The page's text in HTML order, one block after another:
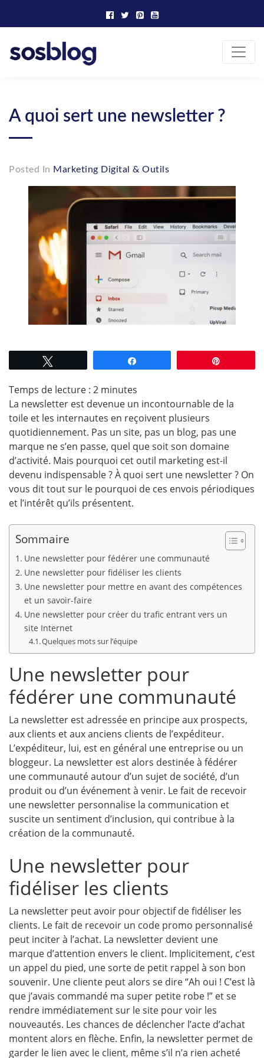
content
A quoi sert une newsletter ?
Posted In Marketing Digital & Outils
Temps de lecture : 2 minutes
La newsletter est devenue un incontournable de la
toile et les internautes en reçoivent plusieurs
quotidiennement. Pas un site, pas un blog, pas une
marque ne s’en passe, quel que soit son domaine
d’activité. Mais pourquoi cet outil marketing est-il
devenu indispensable ? À quoi sert une newsletter ? On
vous dit tout sur le pourquoi de ces envois périodiques
et l’intérêt qu’ils présentent.
Sommaire
Une newsletter pour fédérer une communauté
Une newsletter pour fidéliser les clients
Une newsletter pour mettre en avant des compétences
et un savoir-faire
Une newsletter pour créer du trafic entrant vers un
site Internet
Quelques mots sur l’équipe
Une newsletter pour
fédérer une communauté
La newsletter est adressée en principe aux prospects,
aux clients et aux anciens clients de l’expéditeur.
L’expéditeur, lui, est en général une entreprise ou un
bloggeur. La newsletter est alors destinée à fédérer
une communauté autour d’un sujet de société, d’un
produit ou d’un événement à venir. Le fait de recevoir
une newsletter personnalise la communication et
suscite un sentiment d’inclusion, qui contribue à la
création de la communauté.
Une newsletter pour
fidéliser les clients
La newsletter peut avoir pour objectif de fidéliser les
clients. Le fait de recevoir un code promo personnalisé
peut inciter à l’achat. La newsletter devient une
marque d’attention envers le client. Implicitement, c’est
un appel du pied, une sorte de petit rappel à son bon
souvenir. Une cliente peut alors se dire “Ah oui ! C’est là
que j’avais commandé ma super petite robe !” et se
rendre immédiatement sur le site pour voir les
nouveautés. Les chances de déclencher l’acte d’achat
montent alors en flèche. Enfin, la newsletter permet de
garder le lien avec le client, même s’il n’a rien acheté